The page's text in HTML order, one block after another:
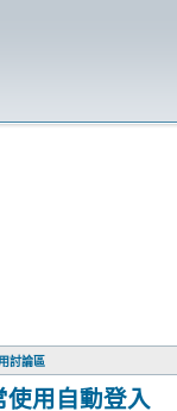
討論區
用自動登入